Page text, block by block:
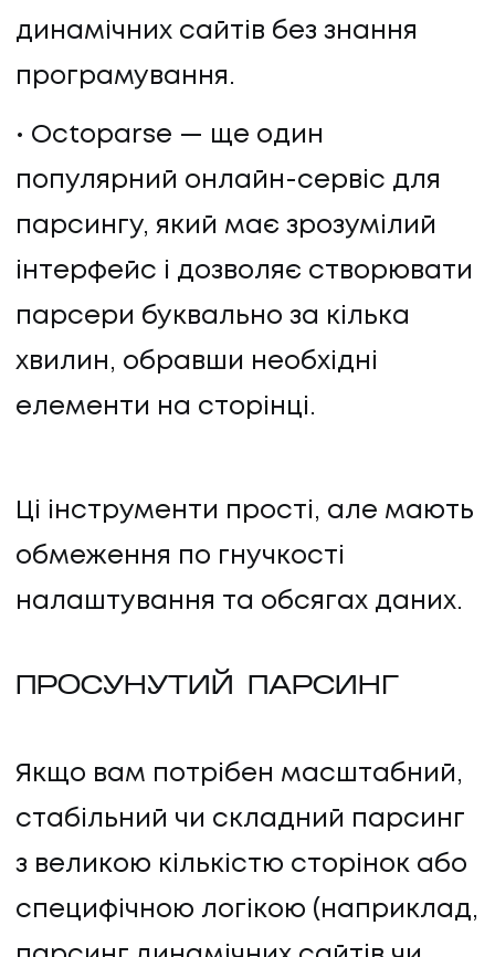
динамічних сайтів без знання
програмування.
Octoparse — ще один
популярний онлайн-сервіс для
парсингу, який має зрозумілий
інтерфейс і дозволяє створювати
парсери буквально за кілька
хвилин, обравши необхідні
елементи на сторінці.
Ці інструменти прості, але мають
обмеження по гнучкості
налаштування та обсягах даних.
ПРОСУНУТИЙ ПАРСИНГ
Якщо вам потрібен масштабний,
стабільний чи складний парсинг
з великою кількістю сторінок або
специфічною логікою (наприклад,
©2026
НАПИСАТИ НАМ
UA EN
UA EN